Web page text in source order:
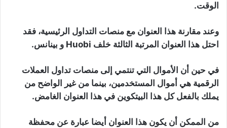
الوقت.
وعند مقارنة هذا العنوان مع منصات التداول الرئيسية، فقد
احتل هذا العنوان المرتبة الثالثة خلف Huobi و بينانس.
في حين أن الأموال التي تنتمي إلى منصات تداول العملات
الرقمية هي أموال المستخدمين، بينما من غير الواضح من
يملك بالفعل كل هذا البيتكوين في هذا العنوان الغامض.
من الممكن أن يكون هذا العنوان أيضا عبارة عن محفظة